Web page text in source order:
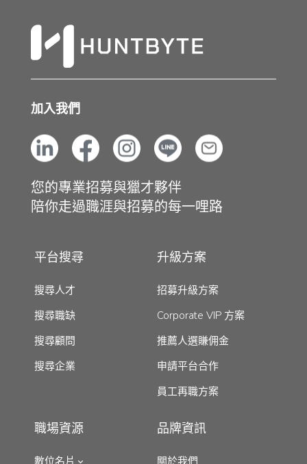
加入我們
您的專業招募與獵才夥伴
陪你走過職涯與招募的每一哩路
平台搜尋
搜尋人才
搜尋職缺
搜尋顧問
搜尋企業
升級方案
招募升級方案
Corporate VIP 方案
推薦人選賺佣金
申請平台合作
員工再職方案
職場資源
數位名片
品牌資訊
關於我們